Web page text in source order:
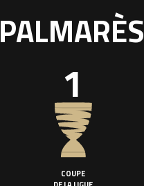
PALMARÈS
1
COUPE